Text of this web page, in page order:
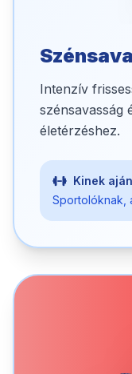
Intenzív
szénsavasság
életérzéshez.
Kinek
Sportolóknak,